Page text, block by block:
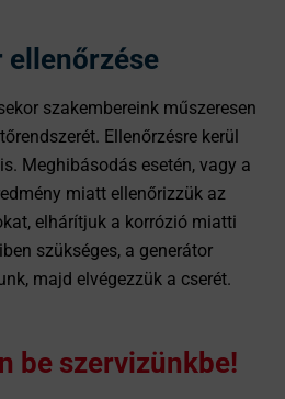
be szervizünkbe!
ellenőrzése
szakembereink műszeresen
Ellenőrzésre kerül
Meghibásodás esetén, vagy a
miatt ellenőrizzük az
elhárítjuk a korrózió miatti
szükséges, a generátor
majd elvégezzük a cserét.